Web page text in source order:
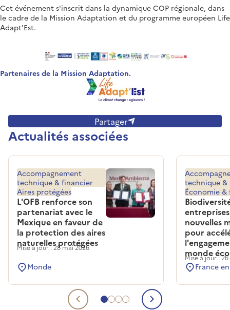
Cet événement s'inscrit dans la dynamique COP régionale, dans
le cadre de la Mission Adaptation et du programme européen Life
Adapt'Est.
Partenaires de la Mission Adaptation.
Partager
Actualités associées
Aller à l'actualité associées 1
Aller à l'actualité associées 2
Aller à l'actualité associées 3
Aller à l'actualité associées 4
L'OFB renforce son
partenariat avec le
Mexique en faveur de
la protection des aires
naturelles protégées
Accompagnement
technique & financier
Aires protégées
Mise à jour : 28 mai 2026
Monde
nouvelles
pour
monde
technique
Économie &
Mise à jour :
France